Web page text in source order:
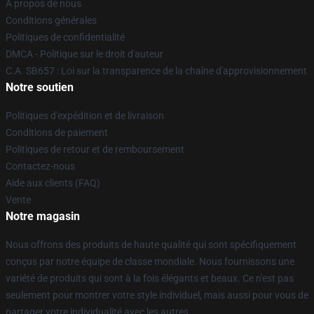
À propos de nous
Conditions générales
Politiques de confidentialité
DMCA - Politique sur le droit d'auteur
C.A. SB657 : Loi sur la transparence de la chaîne d'approvisionnement
Notre soutien
Politiques d'expédition et de livraison
Conditions de paiement
Politiques de retour et de remboursement
Contactez-nous
Aide aux clients (FAQ)
Vente
Notre magasin
Nous offrons des produits de haute qualité qui sont spécifiquement
conçus par notre équipe de classe mondiale. Nous fournissons une
variété de produits qui sont à la fois élégants et beaux. Ce n'est pas
seulement pour montrer votre style individuel, mais aussi pour vous de